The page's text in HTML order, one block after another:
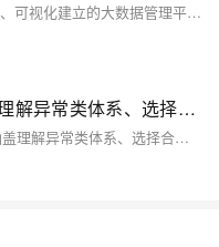
智慧工地系统是依托物联网、互联网、AI、可视化建立的大数据管理平台，是一种全新的管理模式，能够实现劳务管理、安全施工、绿色施工的智能化和互联网化。围绕施工现场管理的人、机、料、法、环五大维度，以及施工过程管理的进度、质量、安全三大体系为基础应用，实现全面高效的工程管理需求，满足工地多角色、多视角的有效监管，实现工程建设管理的降本增效，为监管平台提供数据支撑。
Java异常处理的最佳实践，涵盖理解异常类体系、选择合适的异常类型、提供详细异常信息、合理使用try-catch和finally语句、使用try-with-resources、记录异常信息等方面
本文探讨了Java异常处理的最佳实践，涵盖理解异常类体系、选择合适的异常类型、提供详细异常信息、合理使用try-catch和finally语句、使用try-with-resources、记录异常信息等方面，帮助开发者提高代码质量和程序的健壮性。